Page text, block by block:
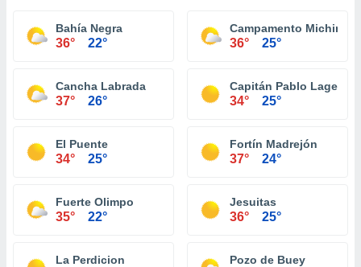
Bahía Negra
36° 22°
Campamento Michin
36° 25°
Cancha Labrada
37° 26°
Capitán Pablo
34° 25°
El Puente
34° 25°
Fortín Madrejón
37° 24°
Fuerte Olimpo
35° 22°
Jesuitas
36° 25°
La Perdicion Pozo de Buey